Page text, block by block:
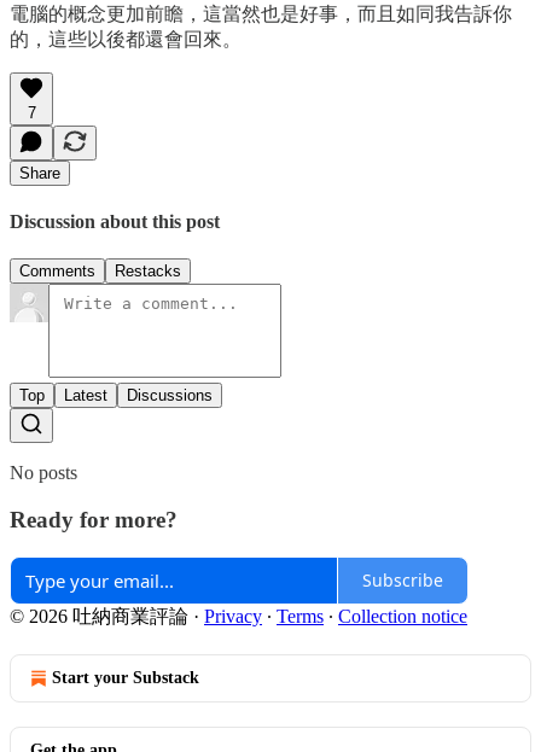
電腦的概念更加前瞻，這當然也是好事，而且如同我告訴你
的，這些以後都還會回來。
7
Share
Discussion about this post
Comments Restacks
Top Latest Discussions
No posts
Ready for more?
Subscribe
© 2026 吐納商業評論 · Privacy ∙ Terms ∙ Collection notice
Start your Substack